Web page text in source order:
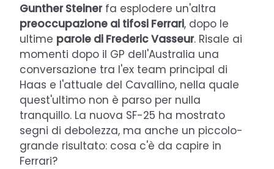
Gunther Steinerfa esplodere un'altra
preoccupazione ai tifosi Ferrari, dopo le
ultime parole di Frederic Vasseur. Risale ai
momenti dopo il GP dell'Australia una
conversazione tra l'ex team principal di
Haas e l'attuale del Cavallino, nella quale
quest'ultimo non è parso per nulla
tranquillo. La nuova SF-25 ha mostrato
segni di debolezza, ma anche un piccolo-
grande risultato: cosa c'è da capire in
Ferrari?